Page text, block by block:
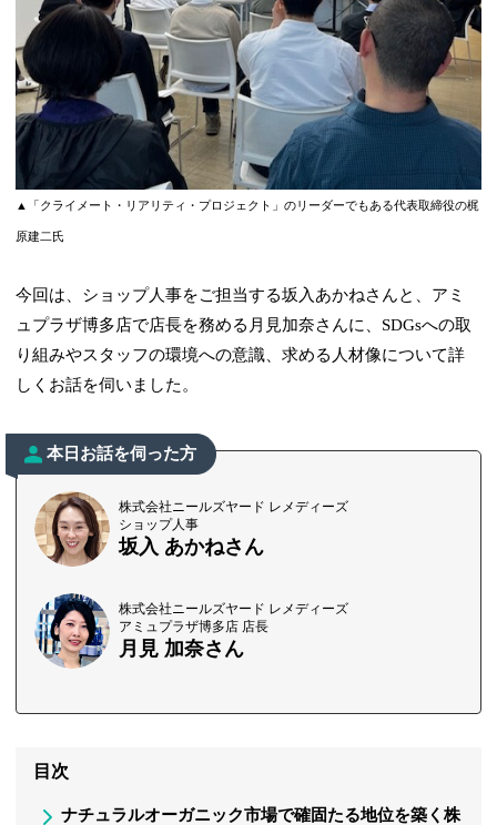
▲「クライメート・リアリティ・プロジェクト」のリーダーでもある代表取締役の梶
原建二氏
今回は、ショップ人事をご担当する坂入あかねさんと、アミ
ュプラザ博多店で店長を務める月見加奈さんに、SDGsへの取
り組みやスタッフの環境への意識、求める人材像について詳
しくお話を伺いました。
本日お話を伺った方
株式会社ニールズヤード レメディーズ
ショップ人事
坂入 あかねさん
株式会社ニールズヤード レメディーズ
アミュプラザ博多店 店長
月見 加奈さん
目次
ナチュラルオーガニック市場で確固たる地位を築く株